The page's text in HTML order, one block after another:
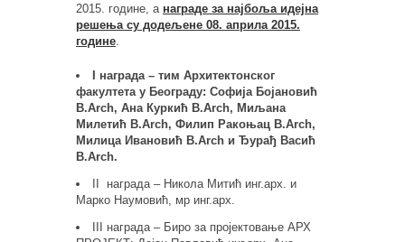
2015. године, а награде за најбоља идејна
решења су додељене 08. априла 2015.
године
I награда – тим Архитектонског
факултета у Београду: Софија Бојановић
B.Arch, Ана Куркић B.Arch, Миљана
Милетић B.Arch, Филип Ракоњац B.Arch,
Милица Ивановић B.Arch и Ђурађ Васић
B.Arch.
II награда – Никола Митић инг.арх. и
Марко Наумовић, мр инг.арх.
III награда – Биро за пројектовање АРХ